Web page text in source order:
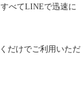
べてLINEで迅速に
だけでご利用いただ